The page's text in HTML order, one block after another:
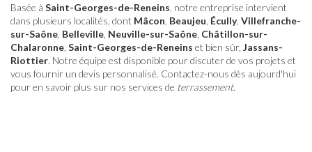
Basée à Saint-Georges-de-Reneins , notre entreprise intervient
dans plusieurs localités, dont Mâcon Beaujeu Écully, Villefranche-
sur-Saône Belleville Neuville-sur-Saône Châtillon-sur-
Chalaronne Saint-Georges-de-Reneins et bien sûr, Jassans-
Riottier. Notre équipe est disponible pour discuter de vos projets et
vous fournir un devis personnalisé. Contactez-nous dès aujourd'hui
pour en savoir plus sur nos services de terrassement.